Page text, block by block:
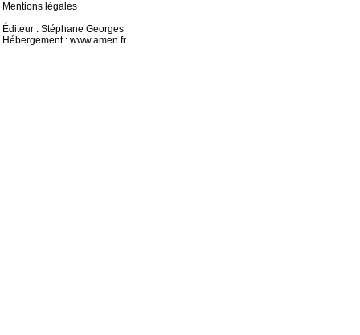
Mentions légales
Éditeur : Stéphane Georges
Hébergement : www.amen.fr